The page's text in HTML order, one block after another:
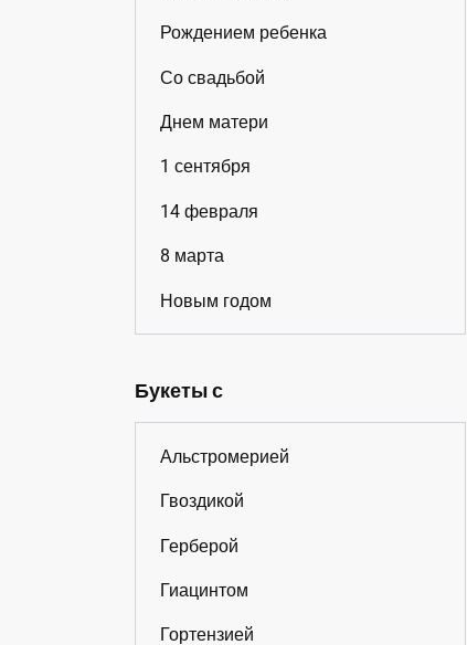
Рождением ребенка
Со свадьбой
Днем матери
1 сентября
14 февраля
8 марта
Новым годом
Букеты с
Альстромерией
Гвоздикой
Герберой
Гиацинтом
Гортензией